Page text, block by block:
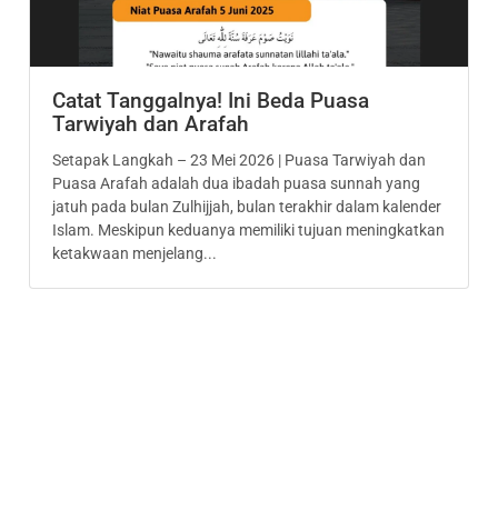
Catat Tanggalnya! Ini Beda Puasa
Tarwiyah dan Arafah
Setapak Langkah – 23 Mei 2026 | Puasa Tarwiyah dan
Puasa Arafah adalah dua ibadah puasa sunnah yang
jatuh pada bulan Zulhijjah, bulan terakhir dalam kalender
Islam. Meskipun keduanya memiliki tujuan meningkatkan
ketakwaan menjelang...